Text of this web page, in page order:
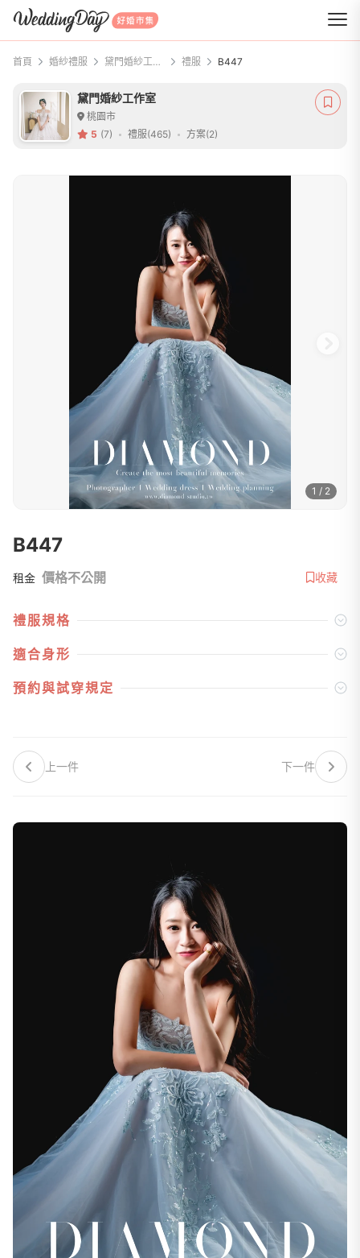
WeddingDay 好婚市集
首頁 婚紗禮服 黛門婚紗工作室 禮服 B447
黛門婚紗工作室
桃園市
5 (7) 禮服(465) 方案(2)
1 / 2
B447
租金 價格不公開 收藏
禮服規格
適合身形
預約與試穿規定
上一件 下一件